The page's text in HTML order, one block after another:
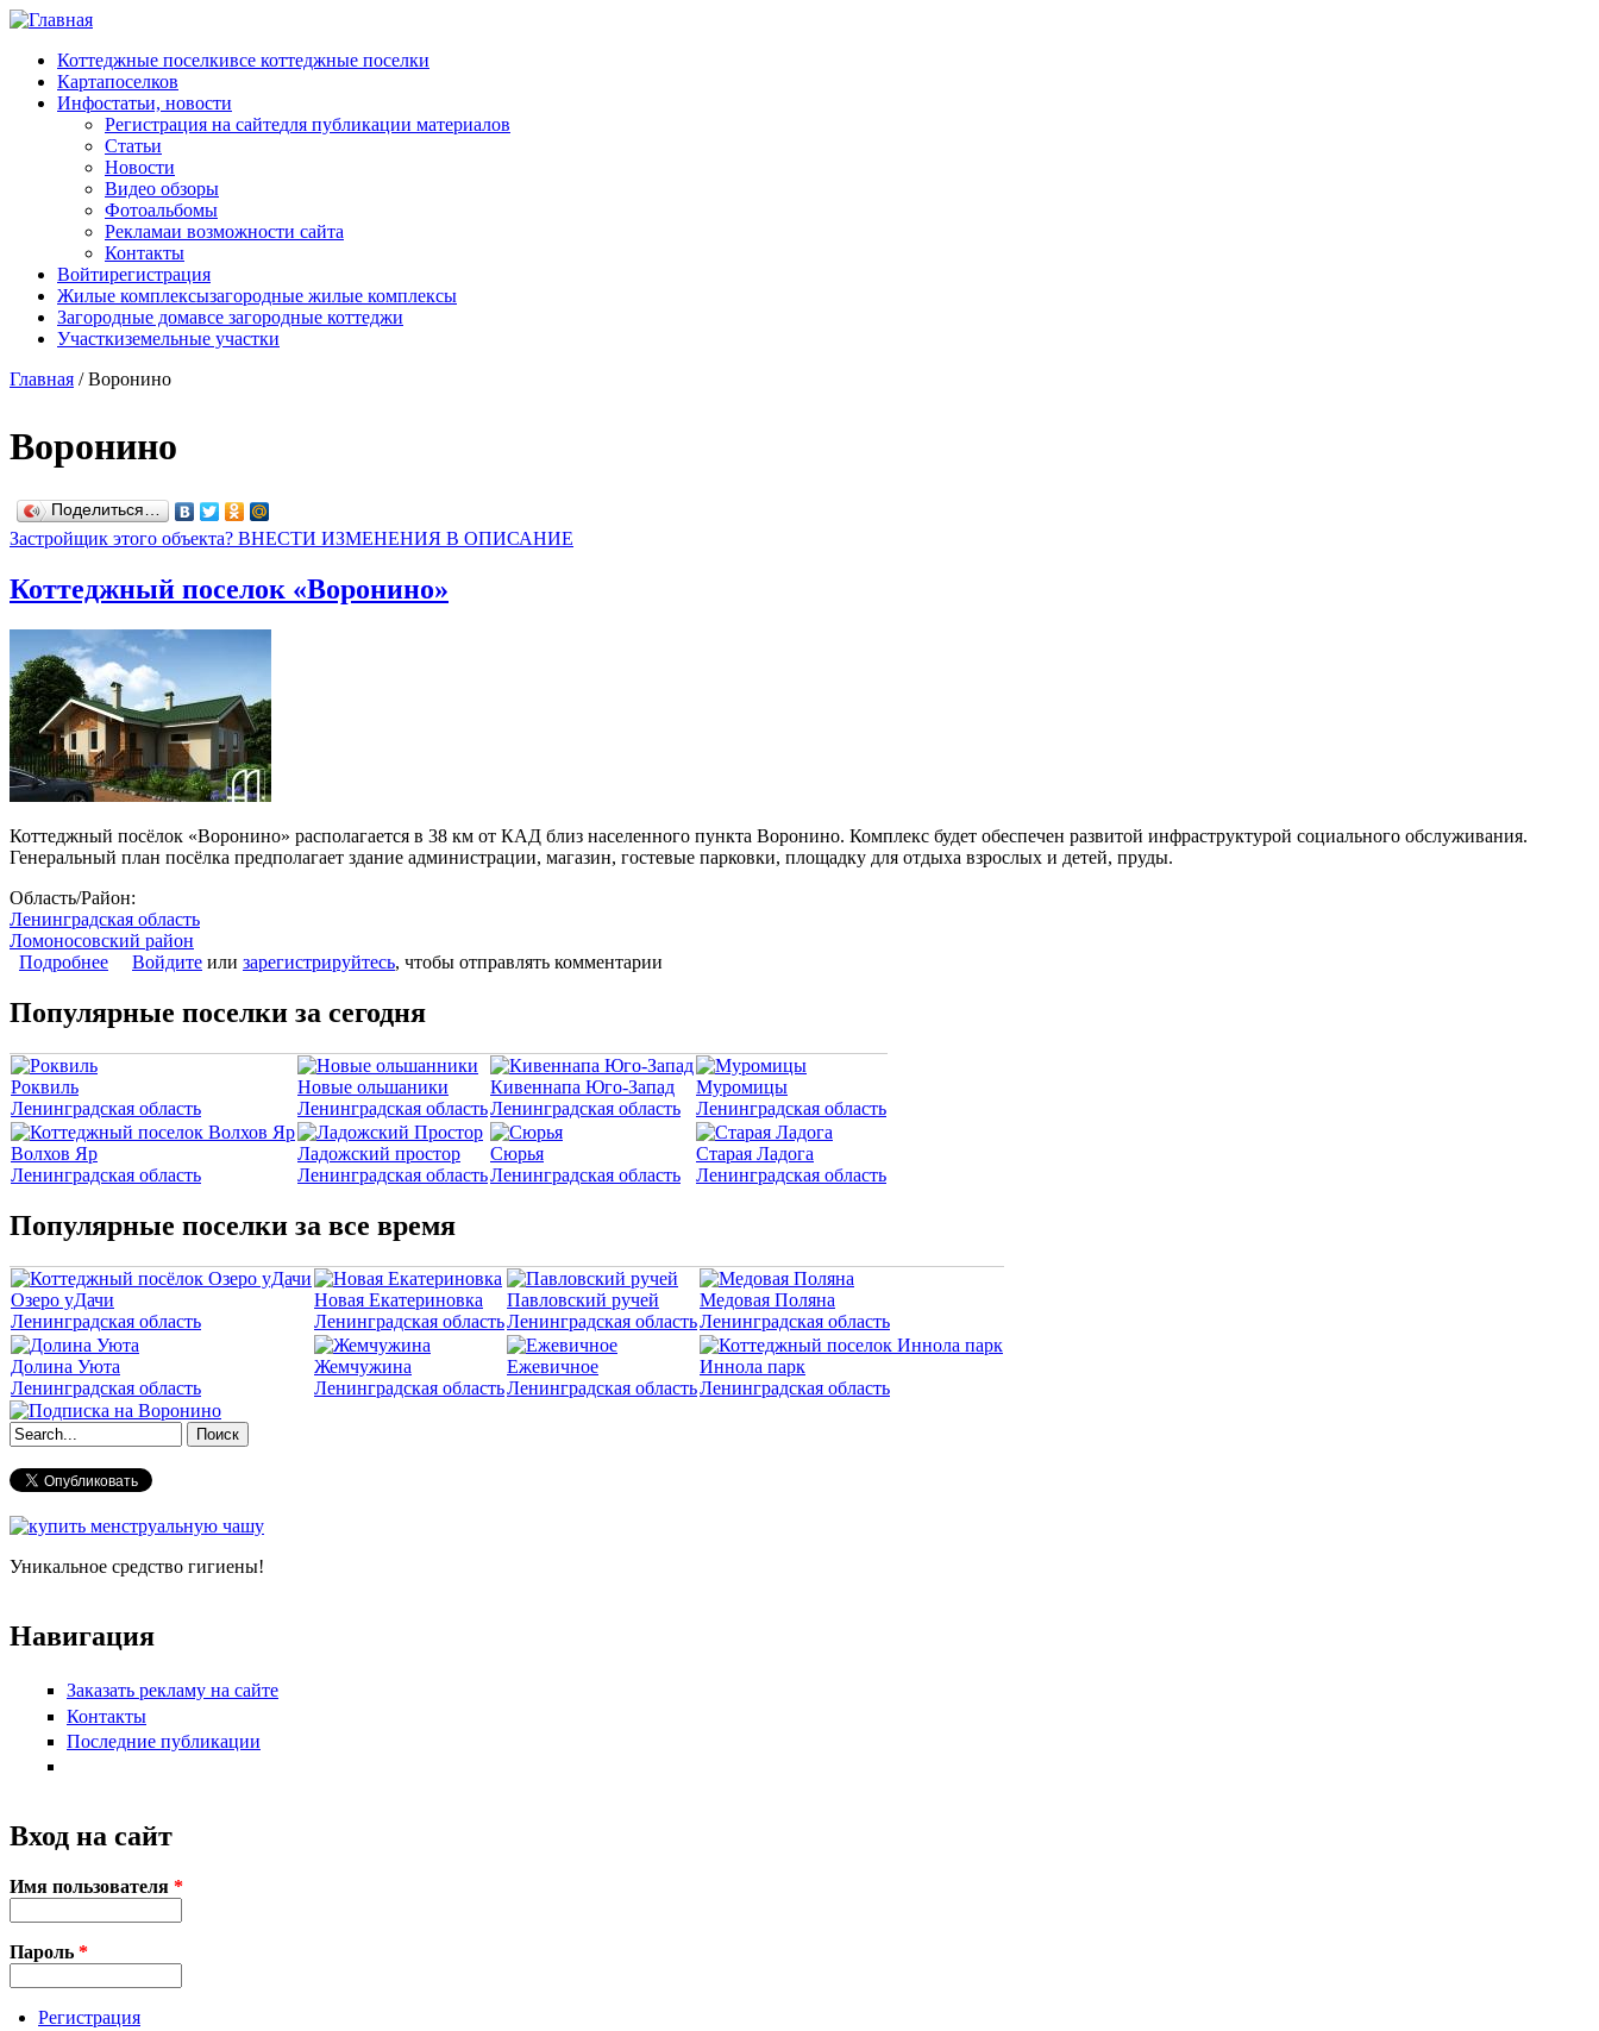
Перейти к основному содержанию
Коттеджные поселкивсе коттеджные поселки
Картапоселков
Инфостатьи, новости
Регистрация на сайтедля публикации материалов
Статьи
Новости
Видео обзоры
Фотоальбомы
Рекламаи возможности сайта
Контакты
Войтирегистрация
Жилые комплексызагородные жилые комплексы
Загородные домавсе загородные коттеджи
Участкиземельные участки
Главная /Воронино
Воронино
Поделиться…
Застройщик этого объекта? ВНЕСТИ ИЗМЕНЕНИЯ В ОПИСАНИЕ
Коттеджный поселок «Воронино»
Коттеджный посёлок «Воронино» располагается в 38 км от КАД близ населенного пункта Воронино. Комплекс будет обеспечен развитой инфраструктурой социального обслуживания.
Генеральный план посёлка предполагает здание администрации, магазин, гостевые парковки, площадку для отдыха взрослых и детей, пруды.
Область/Район:
Ленинградская область
Ломоносовский район
Подробнее о Коттеджный поселок «Воронино»
Войдите или зарегистрируйтесь, чтобы отправлять комментарии
Популярные поселки за сегодня
Роквиль
Ленинградская область
Новые ольшаники
Ленинградская область
Кивеннапа Юго-Запад
Ленинградская область
Муромицы
Ленинградская область
Волхов Яр
Ленинградская область
Ладожский простор
Ленинградская область
Сюрья
Ленинградская область
Старая Ладога
Ленинградская область
Популярные поселки за все время
Озеро уДачи
Ленинградская область
Новая Екатериновка
Ленинградская область
Павловский ручей
Ленинградская область
Медовая Поляна
Ленинградская область
Долина Уюта
Ленинградская область
Жемчужина
Ленинградская область
Ежевичное
Ленинградская область
Иннола парк
Ленинградская область
Форма поиска
Уникальное средство гигиены!
Навигация
Заказать рекламу на сайте
Контакты
Последние публикации
Вход на сайт
Имя пользователя *
Пароль *
Регистрация